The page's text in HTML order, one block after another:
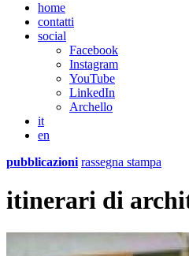
home
contatti
social
Facebook
Instagram
YouTube
LinkedIn
Archello
it
en
pubblicazioni rassegna stampa
itinerari di